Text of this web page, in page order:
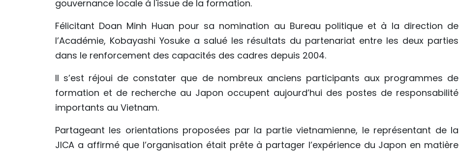
gouvernance locale à l'issue de la formation.
Félicitant Doan Minh Huan pour sa nomination au Bureau politique et à la direction de
l’Académie, Kobayashi Yosuke a salué les résultats du partenariat entre les deux parties
dans le renforcement des capacités des cadres depuis 2004.
Il s’est réjoui de constater que de nombreux anciens participants aux programmes de
formation et de recherche au Japon occupent aujourd’hui des postes de responsabilité
importants au Vietnam.
Partageant les orientations proposées par la partie vietnamienne, le représentant de la
JICA a affirmé que l’organisation était prête à partager l’expérience du Japon en matière